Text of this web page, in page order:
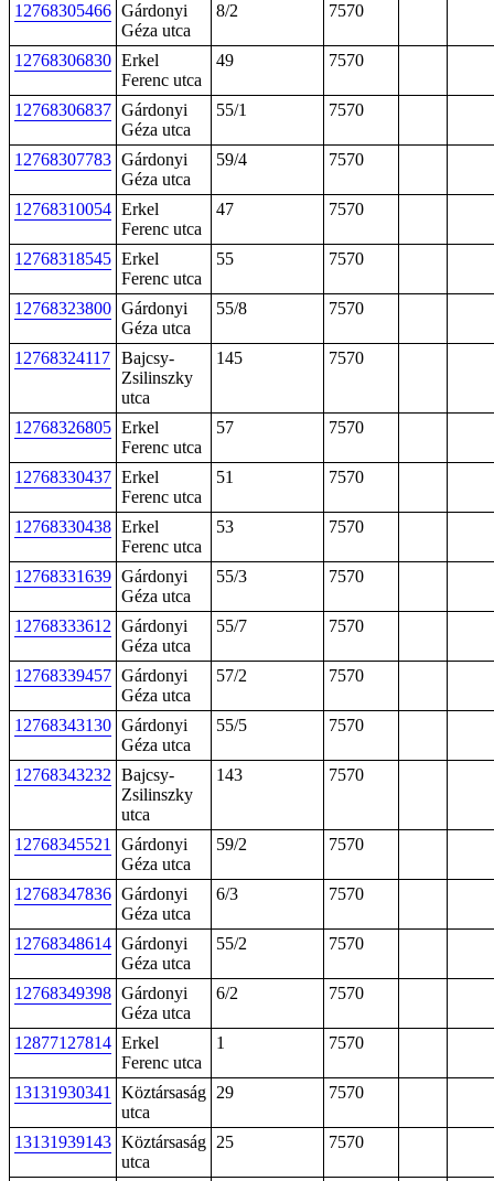
12768305466 Gárdonyi
Géza utca
8/2 7570
12768306830 Erkel
Ferenc utca
49 7570
12768306837 Gárdonyi
Géza utca
55/1 7570
12768307783 Gárdonyi
Géza utca
59/4 7570
12768310054 Erkel
Ferenc utca
47 7570
12768318545 Erkel
Ferenc utca
55 7570
12768323800 Gárdonyi
Géza utca
55/8 7570
12768324117 Bajcsy-
Zsilinszky
utca
145 7570
12768326805 Erkel
Ferenc utca
57 7570
12768330437 Erkel
Ferenc utca
51 7570
12768330438 Erkel
Ferenc utca
53 7570
12768331639 Gárdonyi
Géza utca
55/3 7570
12768333612 Gárdonyi
Géza utca
55/7 7570
12768339457 Gárdonyi
Géza utca
57/2 7570
12768343130 Gárdonyi
Géza utca
55/5 7570
12768343232 Bajcsy-
Zsilinszky
utca
143 7570
12768345521
Gárdonyi
Géza utca
59/2 7570
12768347836 Gárdonyi
Géza utca
6/3 7570
12768348614 Gárdonyi
Géza utca
55/2 7570
12768349398 Gárdonyi
Géza utca
6/2 7570
12877127814 Erkel
Ferenc utca
1 7570
13131930341
Köztársaság
utca
29 7570
13131939143 Köztársaság
utca
25 7570